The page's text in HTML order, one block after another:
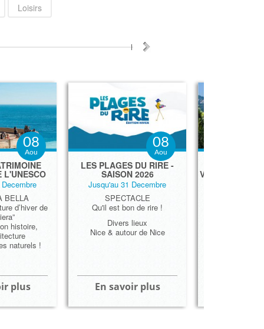
Loisirs
08
Aou
L'UNESCO
BELLA
d’hiver de
histoire,
naturels !
plus
08
Aou
LES PLAGES DU RIRE -
SAISON 2026
Jusqu'au 31 Decembre
SPECTACLE
Qu'il est bon de rire !
Divers lieux
Nice & autour de Nice
En savoir plus
VILLAS DE LA